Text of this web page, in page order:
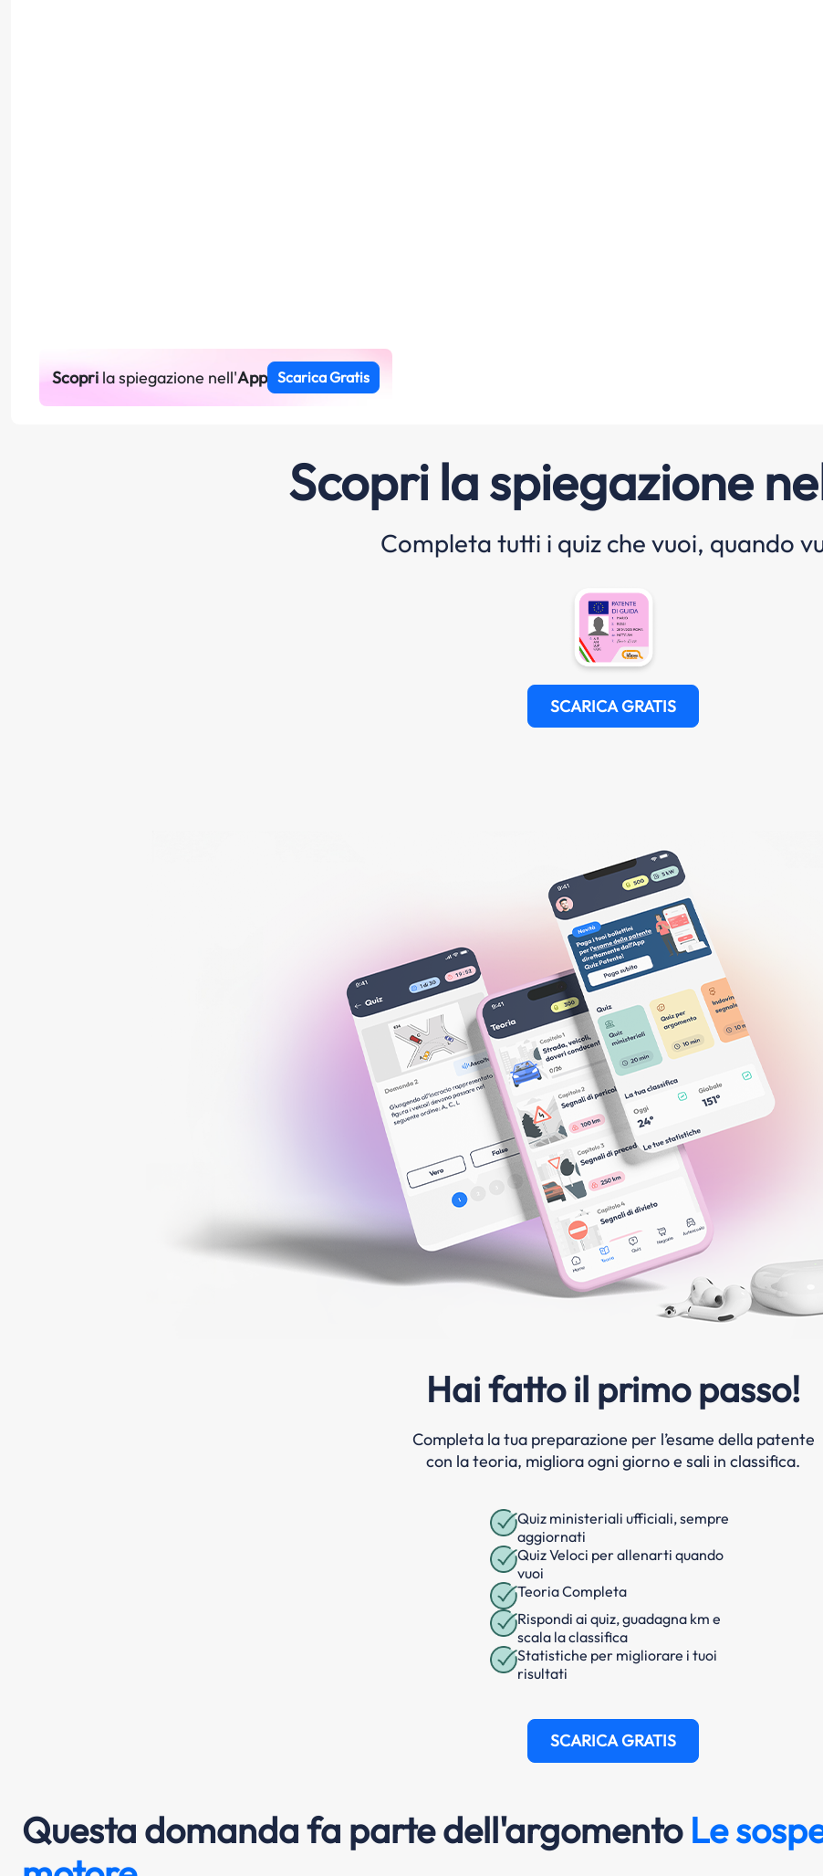
Scoprila spiegazione nell'App Scarica Gratis
Scopri la spiegazione
Completa tutti i quiz che vuoi, quando
SCARICA GRATIS
Hai fatto il primo passo!
Completa la tua preparazione per l’esame della patente
con la teoria, migliora ogni giorno e sali in classifica.
Quiz ministeriali ufficiali, sempre
aggiornati
Quiz Veloci per allenarti quando
vuoi
Teoria Completa
Rispondi ai quiz, guadagna km e
scala la classifica
Statistiche per migliorare i tuoi
risultati
SCARICA GRATIS
Questa domanda fa parte dell'argomento Le